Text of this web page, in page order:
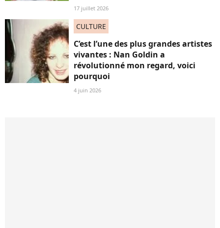
17 juillet 2026
CULTURE
C’est l’une des plus grandes artistes
vivantes : Nan Goldin a
révolutionné mon regard, voici
pourquoi
4 juin 2026